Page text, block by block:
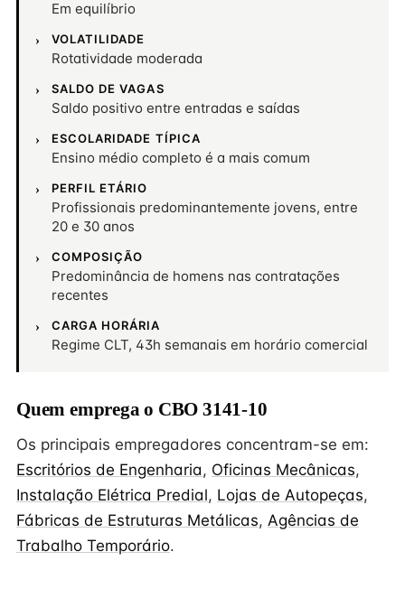
Em equilíbrio
VOLATILIDADE
Rotatividade moderada
SALDO DE VAGAS
Saldo positivo entre entradas e saídas
ESCOLARIDADE TÍPICA
Ensino médio completo é a mais comum
PERFIL ETÁRIO
Profissionais predominantemente jovens, entre
20 e 30 anos
COMPOSIÇÃO
Predominância de homens nas contratações
recentes
CARGA HORÁRIA
Regime CLT, 43h semanais em horário comercial
Quem emprega o CBO 3141-10
Os principais empregadores concentram-se em:
Escritórios de Engenharia, Oficinas Mecânicas,
Instalação Elétrica Predial, Lojas de Autopeças,
Fábricas de Estruturas Metálicas, Agências de
Trabalho Temporário.